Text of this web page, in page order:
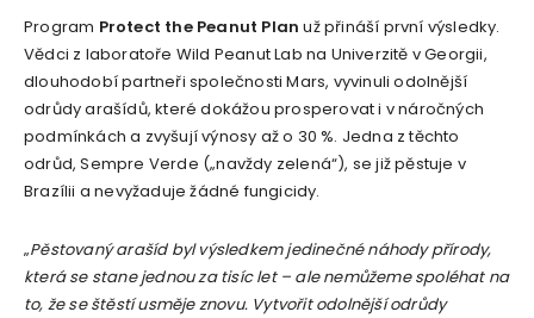
Program Protect the Peanut Plan už přináší první výsledky.
Vědci z laboratoře Wild Peanut Lab na Univerzitě v Georgii,
dlouhodobí partneři společnosti Mars, vyvinuli odolnější
odrůdy arašídů, které dokážou prosperovat i v náročných
podmínkách a zvyšují výnosy až o 30 %. Jedna z těchto
odrůd, Sempre Verde („navždy zelená“), se již pěstuje v
Brazílii a nevyžaduje žádné fungicidy.
„Pěstovaný arašíd byl výsledkem jedinečné náhody přírody,
která se stane jednou za tisíc let – ale nemůžeme spoléhat na
to, že se štěstí usměje znovu. Vytvořit odolnější odrůdy